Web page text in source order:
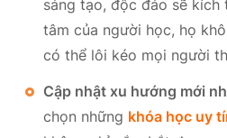
sáng tạo, độc đáo sẽ
tâm của người học, họ
có thể lôi kéo mọi người
Cập nhật xu hướng mới
chọn những khóa học uy